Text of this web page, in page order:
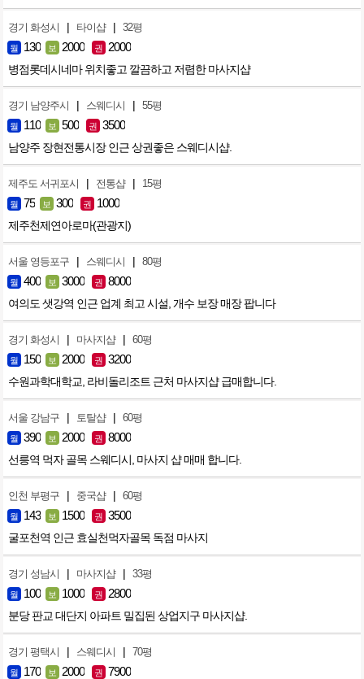
경기 화성시 | 타이샵 | 32평
월 130 보 2000 권 2000
병점롯데시네마 위치좋고 깔끔하고 저렴한 마사지샵
경기 남양주시 | 스웨디시 | 55평
월 110 보 500 권 3500
남양주 장현전통시장 인근 상권좋은 스웨디시샵.
제주도 서귀포시 | 전통샵 | 15평
월 75 보 300 권 1000
제주천제연아로마(관광지)
서울 영등포구 | 스웨디시 | 80평
월 400 보 3000 권 8000
여의도 샛강역 인근 업계 최고 시설, 개수 보장 매장 팝니다
경기 화성시 | 마사지샵 | 60평
월 150 보 2000 권 3200
수원과학대학교, 라비돌리조트 근처 마사지샵 급매합니다.
서울 강남구 | 토탈샵 | 60평
월 390 보 2000 권 8000
선릉역 먹자 골목 스웨디시, 마사지 샵 매매 합니다.
인천 부평구 | 중국샵 | 60평
월 143 보 1500 권 3500
굴포천역 인근 효실천먹자골목 독점 마사지
경기 성남시 | 마사지샵 | 33평
월 100 보 1000 권 2800
분당 판교 대단지 아파트 밀집된 상업지구 마사지샵.
경기 평택시 | 스웨디시 | 70평
월 170 보 2000 권 7900